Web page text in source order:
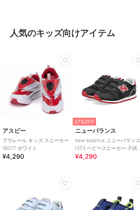
人気のキッズ向けアイテム
アスビー
プラレール キッズ スニーカー
16077 ホワイト
¥4,290
27%OFF
ニューバランス
new balance ニューバランス
I373 ベビースニーカー 子供靴
ワンベルト
¥4,290